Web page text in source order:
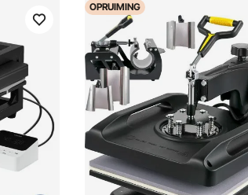
OPRUIMING